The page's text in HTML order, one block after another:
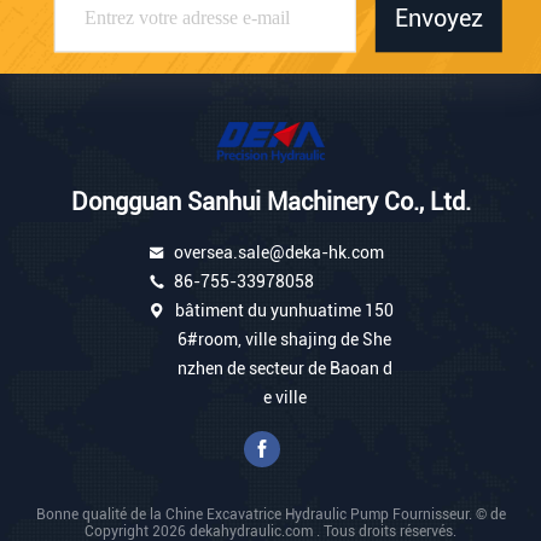
Envoyez
Dongguan Sanhui Machinery Co., Ltd.
oversea.sale@deka-hk.com
86-755-33978058
bâtiment du yunhuatime 150
6#room, ville shajing de She
nzhen de secteur de Baoan d
e ville
Bonne qualité de la Chine Excavatrice Hydraulic Pump Fournisseur. © de
Copyright 2026 dekahydraulic.com . Tous droits réservés.